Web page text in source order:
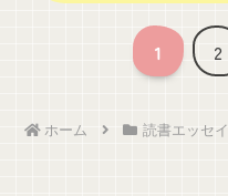
1 2
ホーム 読書エッセイ